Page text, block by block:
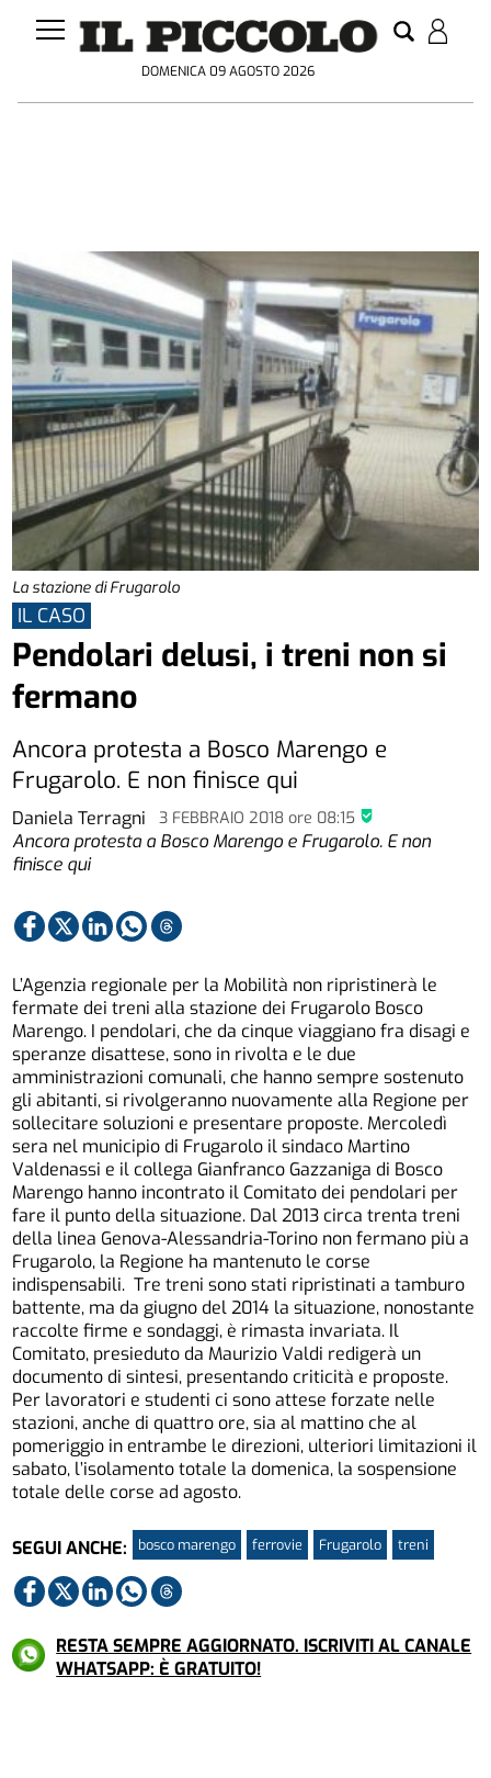
DOMENICA 09 AGOSTO 2026
La stazione di Frugarolo
Daniela Terragni 3 FEBBRAIO 2018ore 08:15
IL CASO
Pendolari delusi, i treni non si
fermano
Ancora protesta a Bosco Marengo e
Frugarolo. E non finisce qui
Ancora protesta a Bosco Marengo e Frugarolo. E non
finisce qui
L’Agenzia regionale per la Mobilità non ripristinerà le
fermate dei treni alla stazione dei Frugarolo Bosco
Marengo. I pendolari, che da cinque viaggiano fra disagi e
speranze disattese, sono in rivolta e le due
amministrazioni comunali, che hanno sempre sostenuto
gli abitanti, si rivolgeranno nuovamente alla Regione per
sollecitare soluzioni e presentare proposte. Mercoledì
sera nel municipio di Frugarolo il sindaco Martino
Valdenassi e il collega Gianfranco Gazzaniga di Bosco
Marengo hanno incontrato il Comitato dei pendolari per
fare il punto della situazione. Dal 2013 circa trenta treni
della linea Genova-Alessandria-Torino non fermano più a
Frugarolo, la Regione ha mantenuto le corse
indispensabili. Tre treni sono stati ripristinati a tamburo
battente, ma da giugno del 2014 la situazione, nonostante
raccolte firme e sondaggi, è rimasta invariata. Il
Comitato, presieduto da Maurizio Valdi redigerà un
documento di sintesi, presentando criticità e proposte.
Per lavoratori e studenti ci sono attese forzate nelle
stazioni, anche di quattro ore, sia al mattino che al
pomeriggio in entrambe le direzioni, ulteriori limitazioni il
sabato, l’isolamento totale la domenica, la sospensione
totale delle corse ad agosto.
SEGUI ANCHE: bosco marengo ferrovie Frugarolo treni
RESTA SEMPRE AGGIORNATO. ISCRIVITI AL CANALE
WHATSAPP: È GRATUITO!